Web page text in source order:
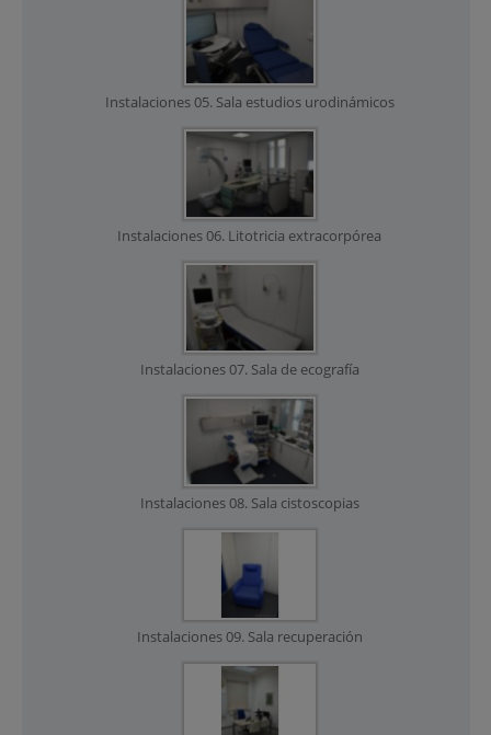
Instalaciones 05. Sala estudios urodinámicos
Instalaciones 06. Litotricia extracorpórea
Instalaciones 07. Sala de ecografía
Instalaciones 08. Sala cistoscopias
Instalaciones 09. Sala recuperación